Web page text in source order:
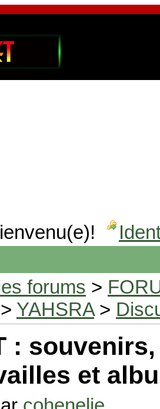
forums >
> YAHSRA>
: souvenirs,
et